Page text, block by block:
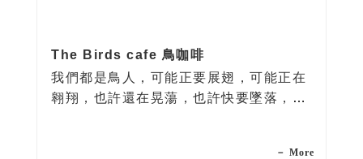
The Birds cafe 鳥咖啡
我們都是鳥人，可能正要展翅，可能正在
翱翔，也許還在晃蕩，也許快要墜落，翅
－ More